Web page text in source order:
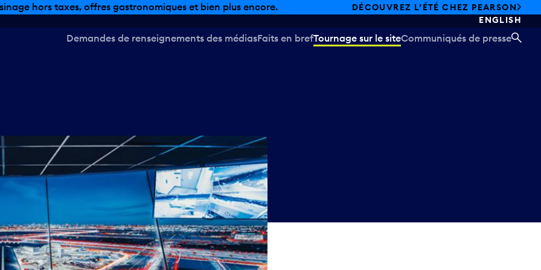
hors taxes, offres gastronomiques et bien plus encore.
DÉCOUVREZ L’ÉTÉ CHEZ PEARSON
ENGLISH
Demandes de renseignements des médiasFaits en brefTournage sur le siteCommuniqués de presse